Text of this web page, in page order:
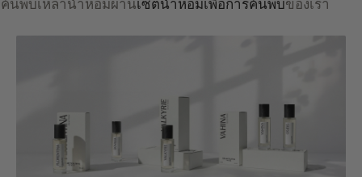
ค้นพบเหล่าน้ำหอมผ่านเซ็ตน้ำหอมเพื่อการค้นพบของเรา